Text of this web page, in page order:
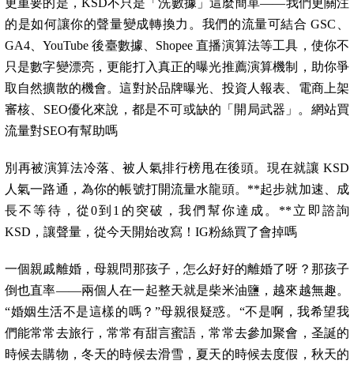
更重要的是，KSD不只是「洗數據」這麼簡單——我們更關注
的是如何讓你的聲量變成轉換力。我們的流量可結合 GSC、
GA4、YouTube 後臺數據、Shopee 直播演算法等工具，使你不
只是數字變漂亮，更能打入真正的曝光推薦演算機制，助你爭
取自然擴散的機會。這對於品牌曝光、投資人報表、電商上架
審核、SEO優化來說，都是不可或缺的「開局武器」。網站買
流量對SEO有幫助嗎
別再被演算法冷落、被人氣排行榜甩在後頭。現在就讓 KSD
人氣一路通，為你的帳號打開流量水龍頭。**起步就加速、成
長不等待，從0到1的突破，我們幫你達成。**立即諮詢
KSD，讓聲量，從今天開始改寫！IG粉絲買了會掉嗎
一個親戚離婚，母親問那孩子，怎么好好的離婚了呀？那孩子
倒也直率——兩個人在一起整天就是柴米油鹽，越來越無趣。
“婚姻生活不是這樣的嗎？”母親很疑惑。“不是啊，我希望我
們能常常去旅行，常常有甜言蜜語，常常去參加聚會，圣誕的
時候去購物，冬天的時候去滑雪，夏天的時候去度假，秋天的